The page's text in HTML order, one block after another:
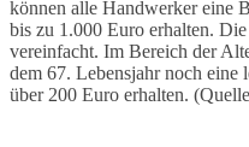
können alle Handwerker eine
bis zu 1.000 Euro erhalten.
vereinfacht. Im Bereich der
dem 67. Lebensjahr noch eine
über 200 Euro erhalten.